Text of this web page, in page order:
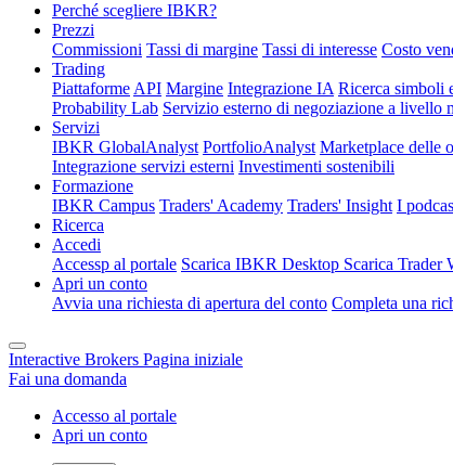
Perché scegliere IBKR?
Prezzi
Commissioni Tassi di margine Tassi di interesse Costo
Trading
Piattaforme API Margine Integrazione IA Ricerca simboli
Probability Lab Servizio esterno di negoziazione a livello
Servizi
IBKR GlobalAnalyst PortfolioAnalyst Marketplace delle
Integrazione servizi esterni Investimenti sostenibili
Formazione
IBKR Campus Traders' Academy Traders' Insight I
Ricerca
Accedi
Accessp al portale Scarica IBKR Desktop Scarica Trader
Apri un conto
Avvia una richiesta di apertura del conto Completa una
Interactive Brokers Pagina iniziale
Fai una domanda
Accesso al portale
Apri un conto